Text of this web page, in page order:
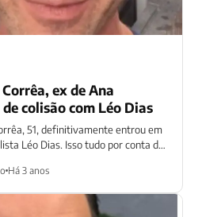
ex de Ana
colisão com Léo Dias
51, definitivamente entrou em
Léo Dias. Isso tudo por conta das
Há 3 anos